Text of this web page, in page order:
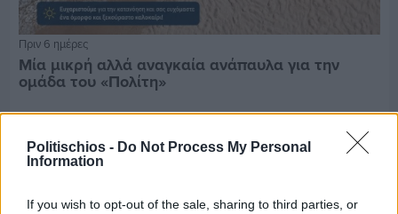
Politischios - Do Not Process My Personal
Information
If you wish to opt-out of the sale, sharing to third parties, or
Πριν 6 ημέρες
Μία μικρή αλλά αναγκαία ανάπαυλα για την
ομάδα του «Πολίτη»